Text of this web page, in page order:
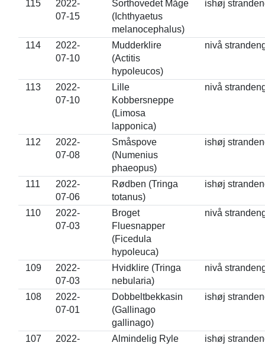
115
2022-
07-15
Sorthovedet Måge
(Ichthyaetus
melanocephalus)
ishøj
114
2022-
07-10
Mudderklire
(Actitis
hypoleucos)
nivå
113
2022-
07-10
Lille
Kobbersneppe
(Limosa
lapponica)
nivå
112
2022-
07-08
Småspove
(Numenius
phaeopus)
ishøj
111
2022-
07-06
Rødben (Tringa
totanus)
ishøj
110
2022-
07-03
Broget
Fluesnapper
(Ficedula
hypoleuca)
nivå
109
2022-
07-03
Hvidklire (Tringa
nebularia)
nivå
108
2022-
07-01
Dobbeltbekkasin
(Gallinago
gallinago)
ishøj
107
2022-
Almindelig Ryle
ishøj